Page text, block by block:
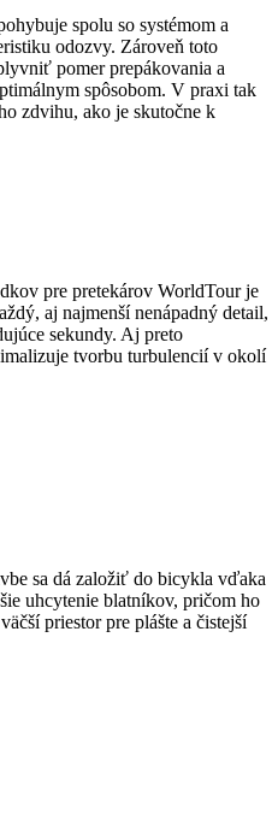
spolu so systémom a
odozvy. Zároveň toto
pomer prepákovania a
spôsobom. V praxi tak
zdvihu, ako je skutočne k
pre pretekárov WorldTour je
aj najmenší nenápadný detail,
sekundy. Aj preto
tvorbu turbulencií v okolí
sa dá založiť do bicykla vďaka
uhcytenie blatníkov, pričom ho
priestor pre plášte a čistejší